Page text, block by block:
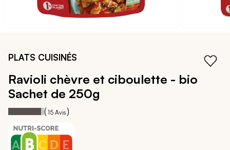
début
Galerie
PLATS CUISINÉS
Ravioli chèvre et ciboulette - bio
Sachet de 250g
Notation: 92
% of 100
( 15 Avis )